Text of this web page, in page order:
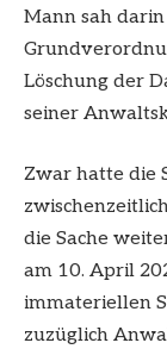
Mann sah
Löschung der
seiner
Zwar hatte die
die Sache
am 10. April
immateriellen
zuzüglich